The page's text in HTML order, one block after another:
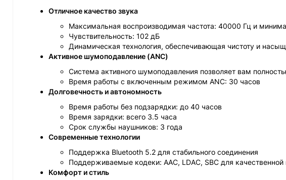
Отличное качество звука
Максимальная воспроизводимая частота: 40000 Гц и
Чувствительность: 102 дБ
Динамическая технология, обеспечивающая чистоту и
Активное шумоподавление (ANC)
Система активного шумоподавления позволяет вам
Время работы с включенным режимом ANC: 30 часов
Долговечность и автономность
Время работы без подзарядки: до 40 часов
Время зарядки: всего 3.5 часа
Срок службы наушников: 3 года
Современные технологии
Поддержка Bluetooth 5.2 для стабильного соединения
Поддерживаемые кодеки: AAC, LDAC, SBC для качественной
Комфорт и стиль